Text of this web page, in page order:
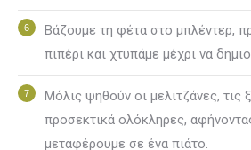
Βάζουμε τη φέτα στο μπλέντερ,
πιπέρι και χτυπάμε μέχρι να
Μόλις ψηθούν οι μελιτζάνες, τις
προσεκτικά ολόκληρες,
μεταφέρουμε σε ένα πιάτο.